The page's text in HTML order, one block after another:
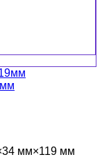
мм×119 мм